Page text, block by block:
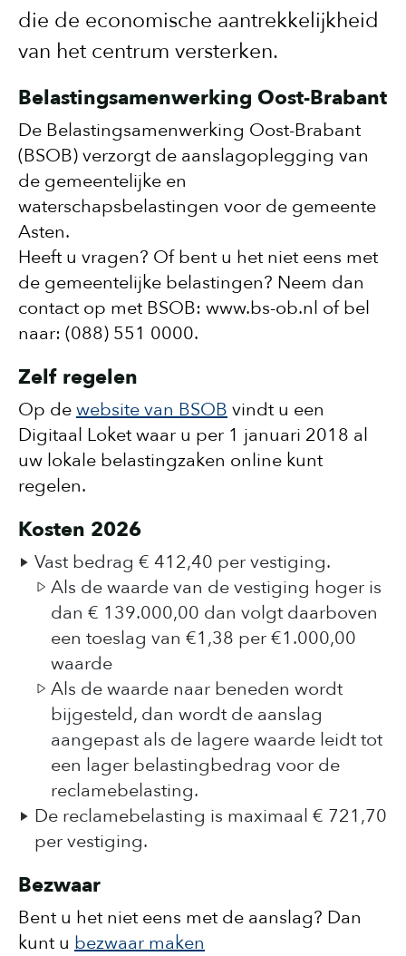
die de economische aantrekkelijkheid
van het centrum versterken.
Belastingsamenwerking Oost-Brabant
De Belastingsamenwerking Oost-Brabant
(BSOB) verzorgt de aanslagoplegging van
de gemeentelijke en
waterschapsbelastingen voor de gemeente
Asten.
Heeft u vragen? Of bent u het niet eens met
de gemeentelijke belastingen? Neem dan
contact op met BSOB: www.bs-ob.nl of bel
naar: (088) 551 0000.
Zelf regelen
Op dewebsite van BSOB vindt u een
Digitaal Loket waar u per 1 januari 2018 al
uw lokale belastingzaken online kunt
regelen.
Kosten 2026
Vast bedrag € 412,40 per vestiging.
Als de waarde van de vestiging hoger is
dan € 139.000,00 dan volgt daarboven
een toeslag van €1,38 per €1.000,00
waarde
Als de waarde naar beneden wordt
bijgesteld, dan wordt de aanslag
aangepast als de lagere waarde leidt tot
een lager belastingbedrag voor de
reclamebelasting.
De reclamebelasting is maximaal € 721,70
per vestiging.
Bezwaar
Bent u het niet eens met de aanslag? Dan
kunt u bezwaar maken